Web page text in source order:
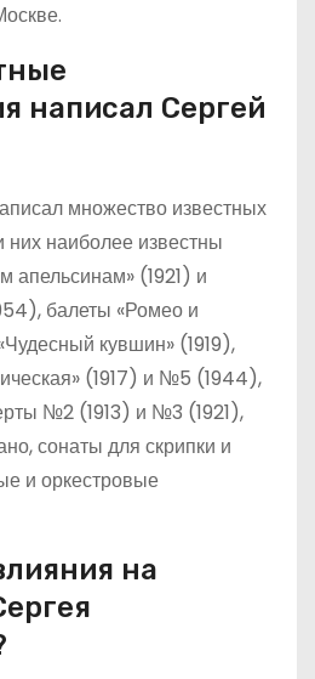
написал Сергей
множество известных
наиболее известны
апельсинам» (1921) и
балеты «Ромео и
кувшин» (1919),
(1917) и №5 (1944),
№2 (1913) и №3 (1921),
сонаты для скрипки и
и оркестровые
на